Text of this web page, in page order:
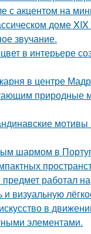
с акцентом на
доме
звучание.
в интерьере
в центре
природные
мотивы
шармом в
работал на
визуальную
в
элементами.